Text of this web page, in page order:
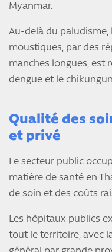
Myanmar.
Au-delà du
moustiques, par des
manches longues, est
dengue et le
Qualité des
et privé
Le secteur public
matière de santé en
de soin et des coûts
Les hôpitaux publics
tout le territoire, avec